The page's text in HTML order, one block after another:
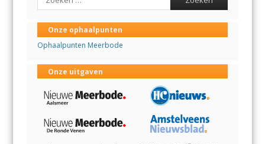
Onze ophaalpunten
Ophaalpunten Meerbode
Onze uitgaven